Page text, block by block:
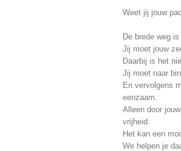
Weet jij jouw
De brede weg
Jij moet jouw
Daarbij is het
Jij moet naar
En vervolgens
eenzaam.
Alleen door
vrijheid.
Het kan een
We helpen je